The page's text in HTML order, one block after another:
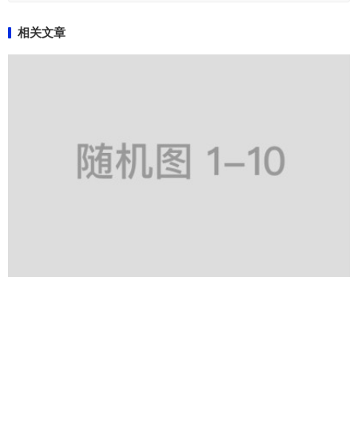
相关文章